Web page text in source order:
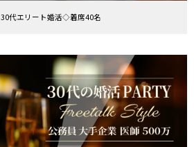
30代エリート婚活◇着席40名